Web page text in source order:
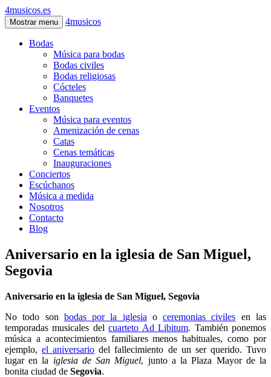
4musicos.es
Mostrar menu 4musicos
Bodas
Música para bodas
Bodas civiles
Bodas religiosas
Cócteles
Banquetes
Eventos
Música para eventos
Amenización de cenas
Catas
Cenas temáticas
Inauguraciones
Conciertos
Escúchanos
Música a medida
Nosotros
Contacto
Blog
Aniversario en la iglesia de San Miguel,
Segovia
Aniversario en la iglesia de San Miguel, Segovia
No todo son bodas por la iglesia oceremonias civiles en las
temporadas musicales delcuarteto Ad Libitum. También ponemos
música a acontecimientos familiares menos habituales, como por
ejemplo,el aniversario del fallecimiento de un ser querido. Tuvo
lugar en la iglesia de San Miguel, junto a la Plaza Mayor de la
bonita ciudad de Segovia.